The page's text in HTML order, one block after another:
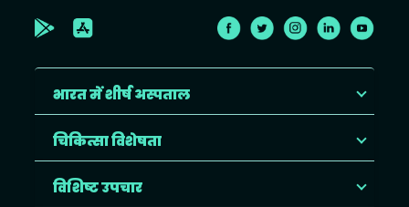
भारत में शीर्ष अस्पताल
चिकित्सा विशेषता
विशिष्ट उपचार